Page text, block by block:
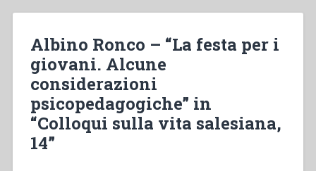
psicologico”
in
“Colloqui
vita
salesiana,
Albino Ronco – “La festa per i
giovani. Alcune
considerazioni
psicopedagogiche” in
“Colloqui sulla vita salesiana,
14”